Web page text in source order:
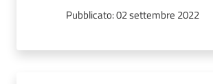
Pubblicato:02 settembre 2022